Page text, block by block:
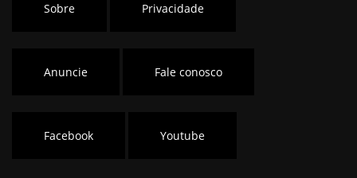
Sobre Privacidade
Anuncie Fale conosco
Facebook Youtube